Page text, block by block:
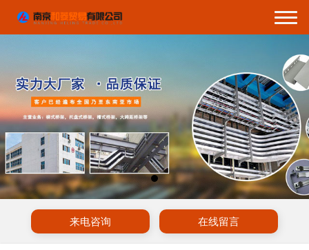
来电咨询 在线留言